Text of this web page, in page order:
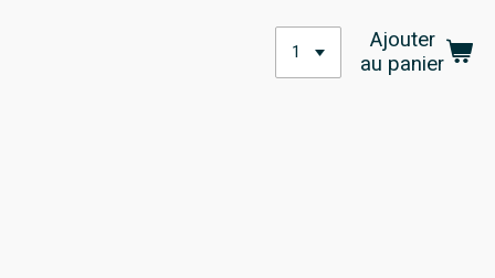
Ajouter
au panier